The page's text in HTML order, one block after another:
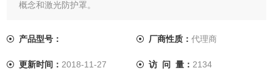
概念和激光防护罩。
产品型号： 厂商性质： 代理商
更新时间： 2018-11-27 访 问 量： 2134